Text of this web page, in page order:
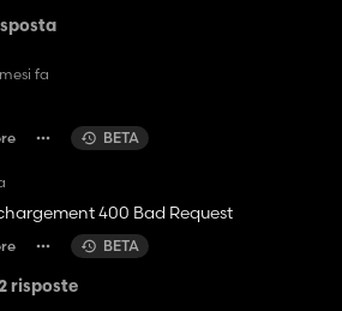
fa
BETA
400 Bad Request
BETA
risposte